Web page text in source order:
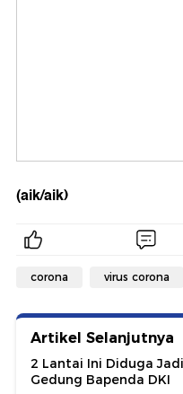
(aik/aik)
corona virus corona
Artikel Selanjutnya
2 Lantai Ini Diduga
Gedung Bapenda DKI